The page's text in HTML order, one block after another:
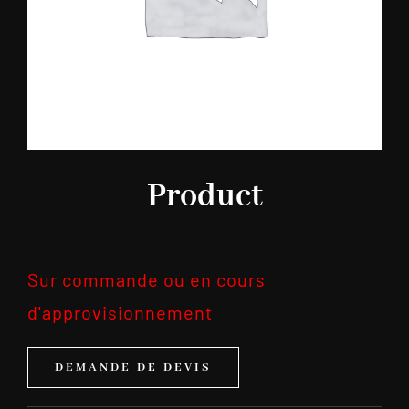
Product
Sur commande ou en cours
d'approvisionnement
DEMANDE DE DEVIS